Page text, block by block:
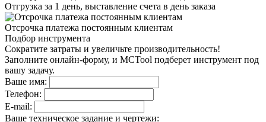
Отгрузка за 1 день, выставление счета в день заказа
Отсрочка платежа постоянным клиентам
Подбор инструмента
Сократите затраты и увеличьте производительность!
Заполните онлайн-форму, и MCTool подберет инструмент под
вашу задачу.
Ваше имя:
Телефон:
E-mail:
Ваше техническое задание и чертежи: